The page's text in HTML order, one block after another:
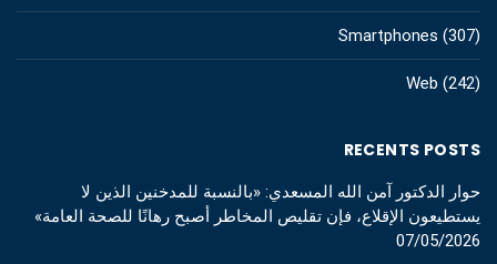
Smartphones (307)
Web (242)
RECENTS POSTS
حوار الدكتور آمن الله المسعدي: «بالنسبة للمدخنين الذين لا
يستطيعون الإقلاع، فإن تقليص المخاطر أصبح رهانًا للصحة العامة»
07/05/2026